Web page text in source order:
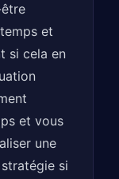
et
si cela en
et vous
une
si